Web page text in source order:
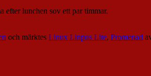
efter lunchen sov ett par timmar.
och märktes Linux Linpus Lite, Promenad